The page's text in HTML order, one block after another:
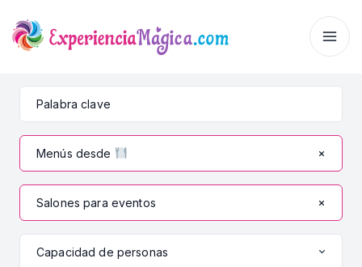
Menús desde
Salones para eventos
Capacidad de personas